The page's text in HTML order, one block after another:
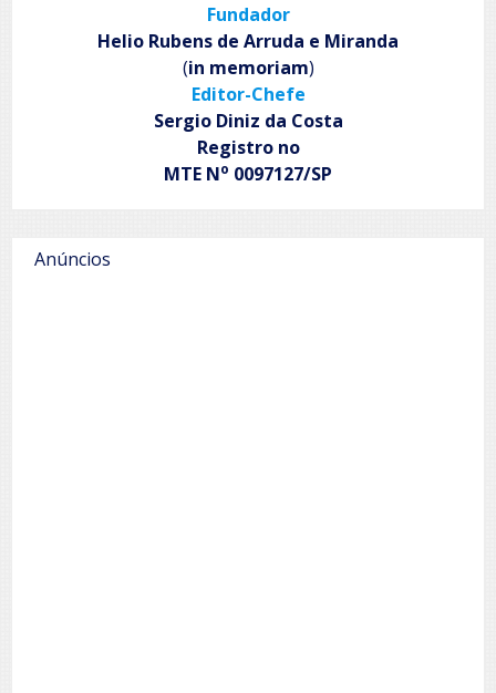
Fundador
Helio Rubens de Arruda e Miranda
(in memoriam)
Editor-Chefe
Sergio Diniz da Costa
Registro no
MTE No 0097127/SP
Anúncios